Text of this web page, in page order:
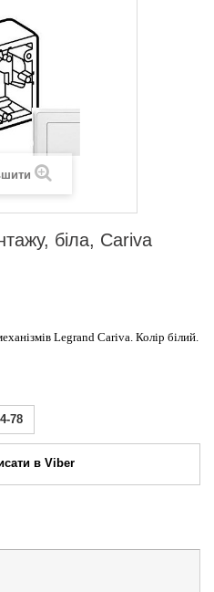
біла, Cariva
Legrand Cariva. Колір білий.
78
в Viber